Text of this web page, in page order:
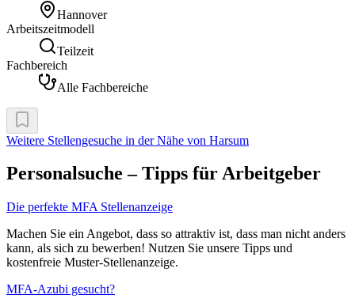
Hannover
Arbeitszeitmodell
Teilzeit
Fachbereich
Alle Fachbereiche
Weitere Stellengesuche in der Nähe von Harsum
Personalsuche – Tipps für Arbeitgeber
Die perfekte MFA Stellenanzeige
Machen Sie ein Angebot, dass so attraktiv ist, dass man nicht anders
kann, als sich zu bewerben! Nutzen Sie unsere Tipps und
kostenfreie Muster-Stellenanzeige.
MFA-Azubi gesucht?